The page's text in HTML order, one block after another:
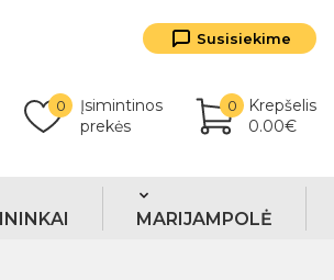
Susisiekime
Įsimintinos
prekės
0
Krepšelis
0.00€
0
MARIJAMPOLĖ